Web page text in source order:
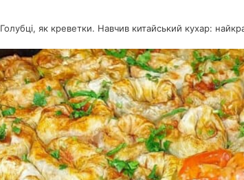
Голубці, як креветки. Навчив китайський кухар: